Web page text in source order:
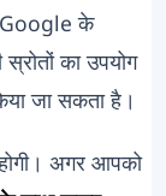
Google के
का उपयोग
जा सकता है।
अगर आपको